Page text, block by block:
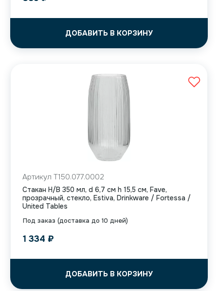
ДОБАВИТЬ В КОРЗИНУ
Под заказ (доставка до 10 дней)
Артикул T150.077.0002
Стакан H/B 350 мл, d 6,7 см h 15,5 см, Fave,
прозрачный, стекло, Estiva, Drinkware / Fortessa /
United Tables
1 334 ₽
ДОБАВИТЬ В КОРЗИНУ